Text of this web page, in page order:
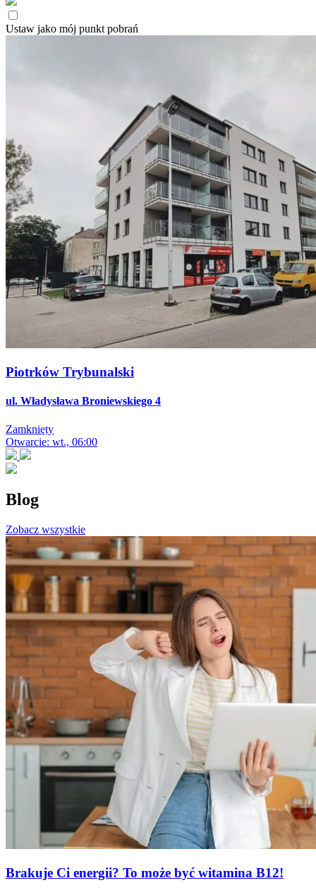
Ustaw jako mój punkt pobrań
Piotrków Trybunalski
ul. Władysława Broniewskiego 4
Zamknięty
Otwarcie: wt., 06:00
Blog
Zobacz wszystkie
Brakuje Ci energii? To może być witamina B12!